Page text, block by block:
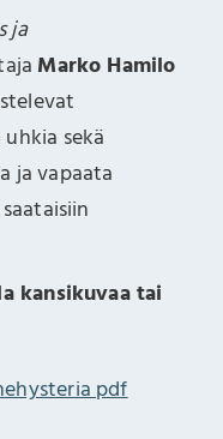
ja
Marko Hamilo
sekä
ja vapaata
kansikuvaa tai
pdf